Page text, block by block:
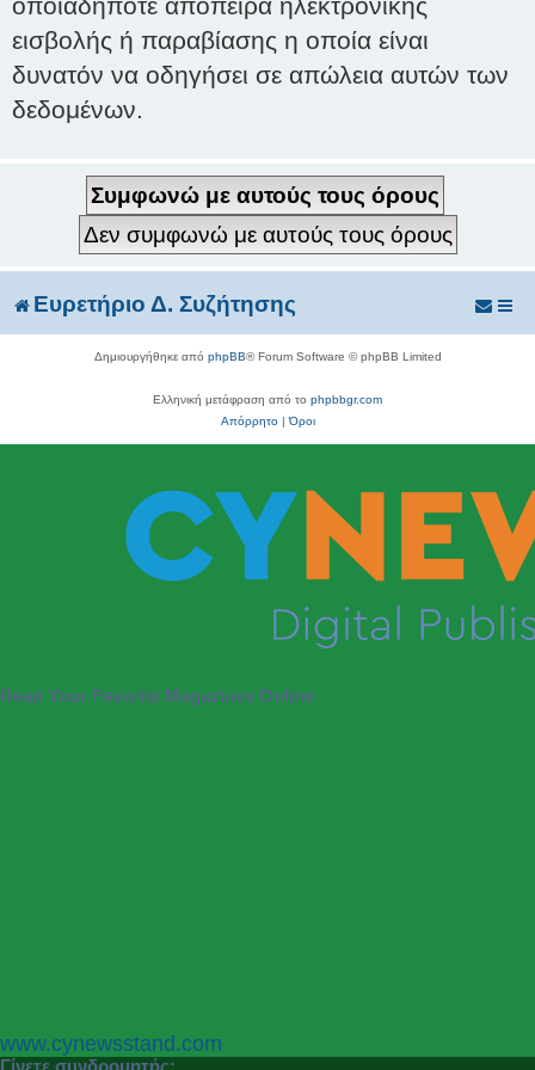
οποιαδήποτε απόπειρα ηλεκτρονικής
εισβολής ή παραβίασης η οποία είναι
δυνατόν να οδηγήσει σε απώλεια αυτών των
δεδομένων.
Ευρετήριο Δ. Συζήτησης
Δημιουργήθηκε από phpBB® Forum Software © phpBB Limited
Ελληνική μετάφραση από το phpbbgr.com
Απόρρητο|Όροι
Read Your Favorite Magazines Online
P
r
N
e
www.cynewsstand.com